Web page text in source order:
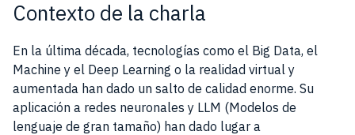
Contexto de la charla
En la última década, tecnologías como el Big Data, el
Machine y el Deep Learning o la realidad virtual y
aumentada han dado un salto de calidad enorme. Su
aplicación a redes neuronales y LLM (Modelos de
lenguaje de gran tamaño) han dado lugar a